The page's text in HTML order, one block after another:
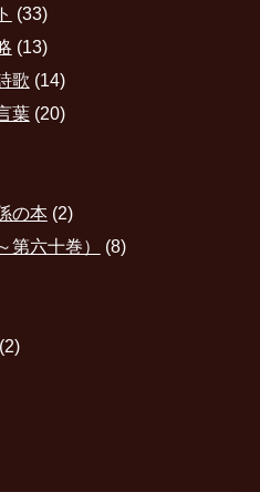
(33)
(13)
歌 (14)
葉(20)
の本(2)
第六十巻） (8)